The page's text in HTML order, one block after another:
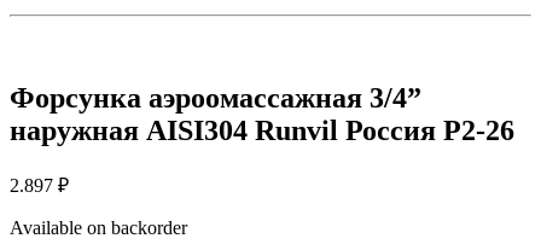
Форсунка аэроомассажная 3/4”
наружная AISI304 Runvil Россия Р2-26
2.897 ₽
Available on backorder